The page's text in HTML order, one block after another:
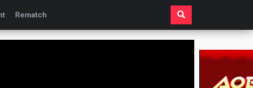
Rematch